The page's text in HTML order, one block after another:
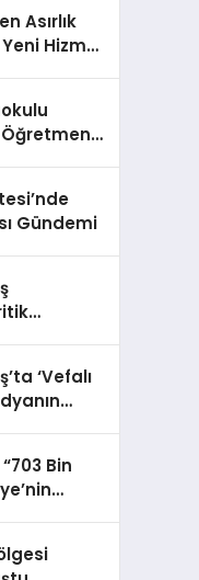
Asırlık
Hizmet
Gündemi
‘Vefalı
Bin